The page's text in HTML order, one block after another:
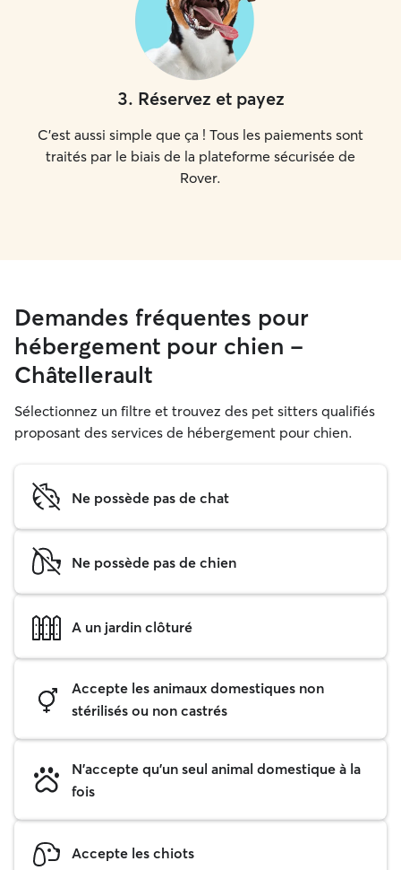
3. Réservez et payez
C'est aussi simple que ça ! Tous les paiements sont
traités par le biais de la plateforme sécurisée de
Rover.
Demandes fréquentes pour
hébergement pour chien -
Châtellerault
Sélectionnez un filtre et trouvez des pet sitters qualifiés
proposant des services de hébergement pour chien.
Ne possède pas de chat
Ne possède pas de chien
A un jardin clôturé
Accepte les animaux domestiques non
stérilisés ou non castrés
N'accepte qu'un seul animal domestique à la
fois
Accepte les chiots